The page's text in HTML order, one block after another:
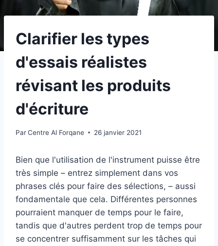
Clarifier les types
d'essais réalistes
révisant les produits
d'écriture
ParCentre Al Forqane 26 janvier 2021
Bien que l'utilisation de l'instrument puisse être
très simple – entrez simplement dans vos
phrases clés pour faire des sélections, – aussi
fondamentale que cela. Différentes personnes
pourraient manquer de temps pour le faire,
tandis que d'autres perdent trop de temps pour
se concentrer suffisamment sur les tâches qui